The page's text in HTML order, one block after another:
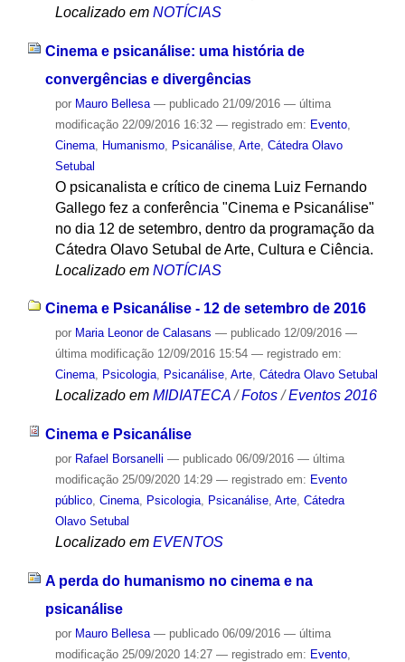
Localizado em NOTÍCIAS
Cinema e psicanálise: uma história de
convergências e divergências
por Mauro Bellesa — publicado21/09/2016 — última
modificação22/09/2016 16:32 — registrado em: Evento,
Cinema, Humanismo, Psicanálise, Arte, Cátedra Olavo
Setubal
O psicanalista e crítico de cinema Luiz Fernando
Gallego fez a conferência "Cinema e Psicanálise"
no dia 12 de setembro, dentro da programação da
Cátedra Olavo Setubal de Arte, Cultura e Ciência.
Localizado em NOTÍCIAS
Cinema e Psicanálise - 12 de setembro de 2016
por Maria Leonor de Calasans — publicado12/09/2016 —
última modificação12/09/2016 15:54 — registrado em:
Cinema, Psicologia, Psicanálise, Arte, Cátedra Olavo Setubal
Localizado em MIDIATECA /Fotos /Eventos 2016
Cinema e Psicanálise
por Rafael Borsanelli — publicado06/09/2016 — última
modificação25/09/2020 14:29 — registrado em: Evento
público, Cinema, Psicologia, Psicanálise, Arte, Cátedra
Olavo Setubal
Localizado em EVENTOS
A perda do humanismo no cinema e na
psicanálise
por Mauro Bellesa — publicado06/09/2016 — última
modificação25/09/2020 14:27 — registrado em: Evento,